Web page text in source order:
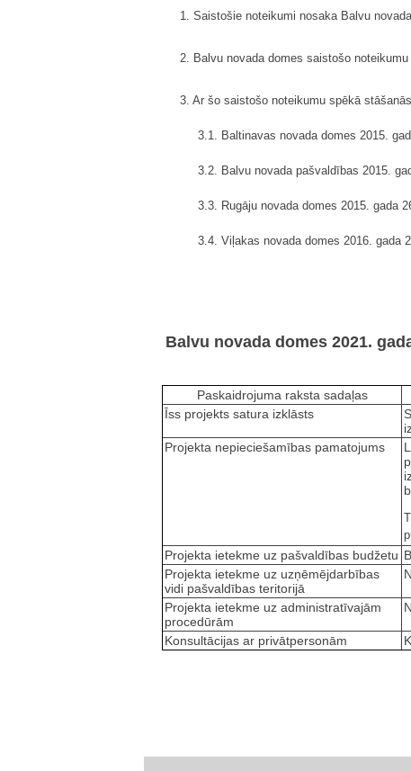
1. Saistošie noteikumi nosaka Balvu
2. Balvu novada domes saistošo
3. Ar šo saistošo noteikumu spēkā
3.1. Baltinavas novada domes 2015.
3.2. Balvu novada pašvaldības 2015.
3.3. Rugāju novada domes 2015. gada
3.4. Viļakas novada domes 2016. gada
Balvu novada domes 2021.
Paskaidrojuma raksta sadaļas
Īss projekts satura izklāsts
Projekta nepieciešamības pamatojums
Projekta ietekme uz pašvaldības budžetu
Projekta ietekme uz uzņēmējdarbības
vidi pašvaldības teritorijā
Projekta ietekme uz administratīvajām
procedūrām
Konsultācijas ar privātpersonām